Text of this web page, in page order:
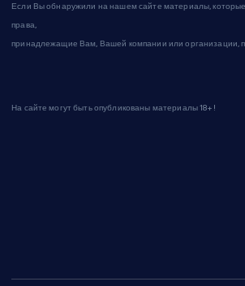
Если Вы обнаружили на нашем сайте материалы,
права,
принадлежащие Вам, Вашей компании или организации,
На сайте могут быть опубликованы материалы 18+!